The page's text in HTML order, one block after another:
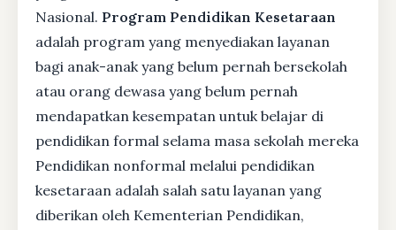
Nasional. Program Pendidikan Kesetaraan
adalah program yang menyediakan layanan
bagi anak-anak yang belum pernah bersekolah
atau orang dewasa yang belum pernah
mendapatkan kesempatan untuk belajar di
pendidikan formal selama masa sekolah mereka
Pendidikan nonformal melalui pendidikan
kesetaraan adalah salah satu layanan yang
diberikan oleh Kementerian Pendidikan,